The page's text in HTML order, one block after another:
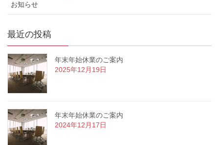
お知らせ
最近の投稿
年末年始休業のご案内
2025年12月19日
年末年始休業のご案内
2024年12月17日